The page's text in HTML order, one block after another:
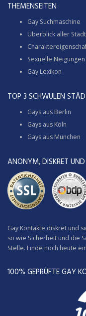
THEMENSEITEN
Gay Suchmaschine
Überblick aller
Sexuelle Neigungen
Gay Lexikon
TOP 3 SCHWULEN
Gays aus Berlin
Gays aus Köln
Gays aus München
ANONYM, DISKRET UND
Gay Kontakte diskret und
so wie Sicherheit und die
Stelle. Finde noch heute
100% GEPRÜFTE GAY